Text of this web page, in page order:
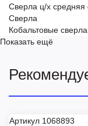
Сверла ц/х средняя
Сверла
Кобальтовые сверла
Показать ещё
Артикул 1068893